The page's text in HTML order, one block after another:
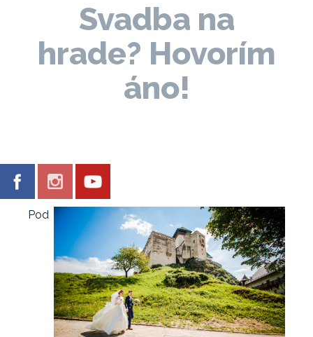
Svadba na
hrade? Hovorím
áno!
Pod